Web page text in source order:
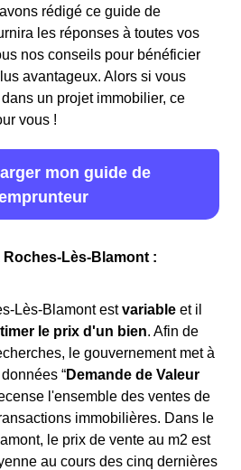
rédigé ce guide de
les réponses à toutes vos
nos conseils pour bénéficier
avantageux. Alors si vous
un projet immobilier, ce
vous !
mon guide de
Lès-Blamont :
Lès-Blamont estvariable et il
le prix d'un bien. Afin de
le gouvernement met à
“Demande de Valeur
l'ensemble des ventes de
immobilières. Dans le
le prix de vente au m2 est
au cours des cinq dernières